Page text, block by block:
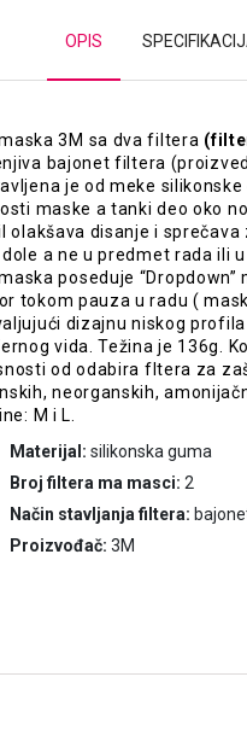
OPIS
3M sa dva filtera
bajonet filtera
je od meke
maske a tanki deo oko
olakšava disanje i
a ne u predmet rada ili
poseduje
tokom pauza u radu (
dizajnu niskog
vida. Težina je 136g.
od odabira fltera za
neorganskih,
M i L.
Materijal: silikonska guma
Broj filtera ma masci: 2
Način stavljanja filtera:
Proizvođač: 3M